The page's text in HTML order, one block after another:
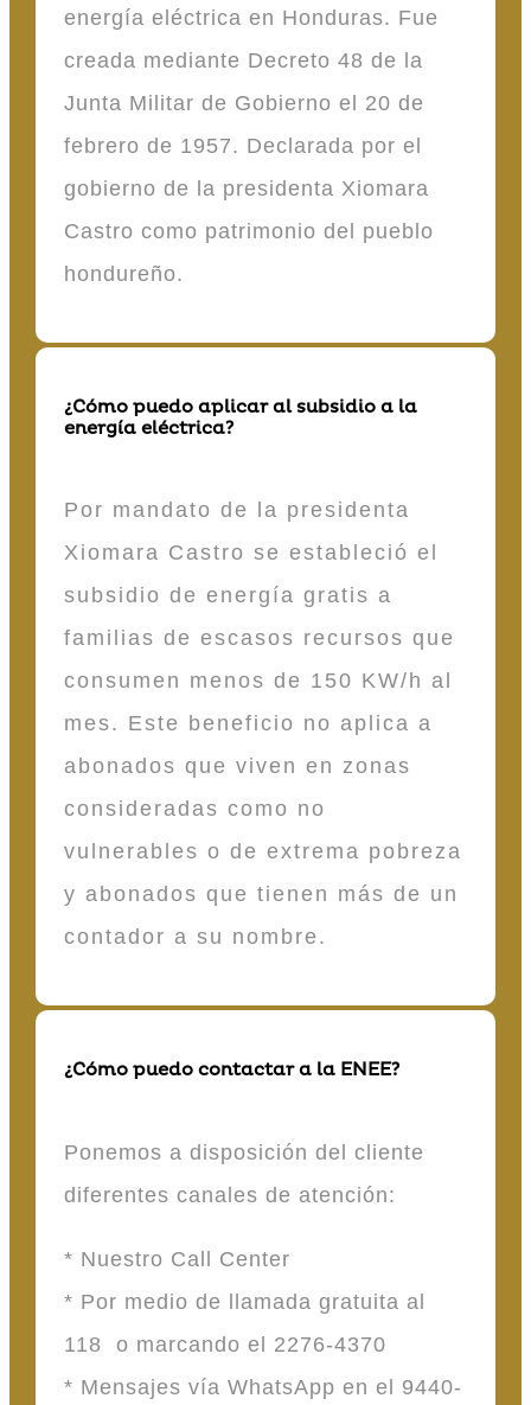
energía eléctrica en Honduras. Fue
creada mediante Decreto 48 de la
Junta Militar de Gobierno el 20 de
febrero de 1957. Declarada por el
gobierno de la presidenta Xiomara
Castro como patrimonio del pueblo
hondureño.
¿Cómo puedo aplicar al subsidio a la
energía eléctrica?
Por mandato de la presidenta
Xiomara Castro se estableció el
subsidio de energía gratis a
familias de escasos recursos que
consumen menos de 150 KW/h al
mes. Este beneficio no aplica a
abonados que viven en zonas
consideradas como no
vulnerables o de extrema pobreza
y abonados que tienen más de un
contador a su nombre.
¿Cómo puedo contactar a la ENEE?
Ponemos a disposición del cliente
diferentes canales de atención:
* Nuestro Call Center
* Por medio de llamada gratuita al
118 o marcando el 2276-4370
* Mensajes vía WhatsApp en el 9440-